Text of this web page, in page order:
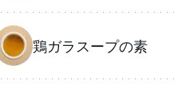
鶏ガラスープの素